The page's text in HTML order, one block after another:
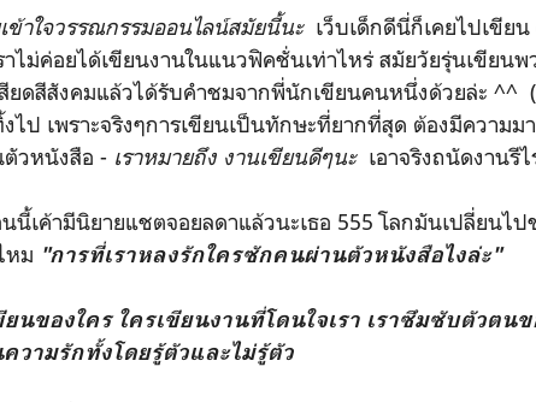
ข้าใจวรรณกรรมออนไลน์สมัยนี้นะ เว็บเด็กดีนี่ก็เคยไปเขีย
ไม่ค่อยได้เขียนงานในแนวฟิคชั่นเท่าไหร่ สมัยวัยรุ่นเขียน
สียดสีสังคมแล้วได้รับคำชมจากพี่นักเขียนคนหนึ่งด้วยล่ะ ^^
ไป เพราะจริงๆการเขียนเป็นทักษะที่ยากที่สุด ต้องมีความม
ตัวหนังสือ - เราหมายถึง งานเขียนดีๆนะ เอาจริงถนัดงานรี
นนี้เค้ามีนิยายแชตจอยลดาแล้วนะเธอ 555 โลกมันเปลี่ยนไ
หม "การที่เราหลงรักใครซักคนผ่านตัวหนังสือไงล่ะ"
ยนของใคร ใครเขียนงานที่โดนใจเรา เราซึมซับตัวตน
วามรักทั้งโดยรู้ตัวและไม่รู้ตัว